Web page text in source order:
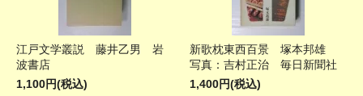
江戸文学叢説 藤井乙男 岩
波書店
1,100円(税込)
新歌枕東西百景 塚本邦雄
写真：吉村正治 毎日新聞社
1,400円(税込)